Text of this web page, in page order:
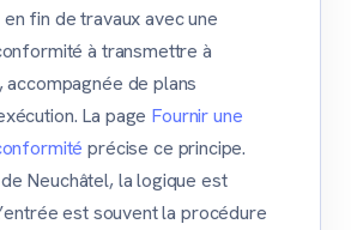
fin de travaux avec une
à transmettre à
accompagnée de plans
La page Fournir une
précise ce principe.
Neuchâtel, la logique est
est souvent la procédure